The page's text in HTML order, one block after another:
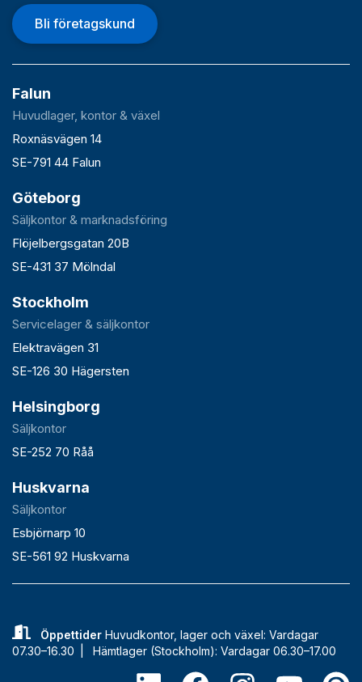
Bli företagskund
Falun
Huvudlager, kontor & växel
Roxnäsvägen 14
SE-791 44 Falun
Göteborg
Säljkontor & marknadsföring
Flöjelbergsgatan 20B
SE-431 37 Mölndal
Stockholm
Servicelager & säljkontor
Elektravägen 31
SE-126 30 Hägersten
Helsingborg
Säljkontor
SE-252 70 Råå
Huskvarna
Säljkontor
Esbjörnarp 10
SE-561 92 Huskvarna
ÖppettiderHuvudkontor, lager och växel: Vardagar
07.30–16.30 | Hämtlager (Stockholm): Vardagar 06.30–17.00